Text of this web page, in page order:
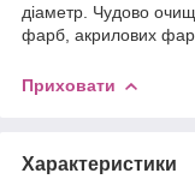
діаметр. Чудово
фарб, акрилових фарб
Приховати
Характеристики